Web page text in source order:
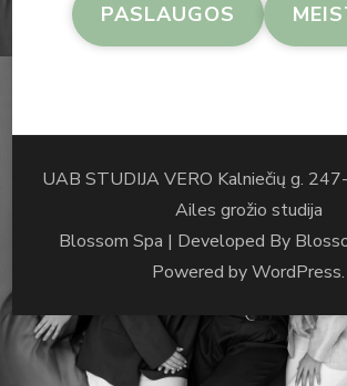
PASLAUGOS
UAB STUDIJA VERO Kalniečių g.
Ailes grožio studija
Blossom Spa | Developed By
Powered byWordPress.